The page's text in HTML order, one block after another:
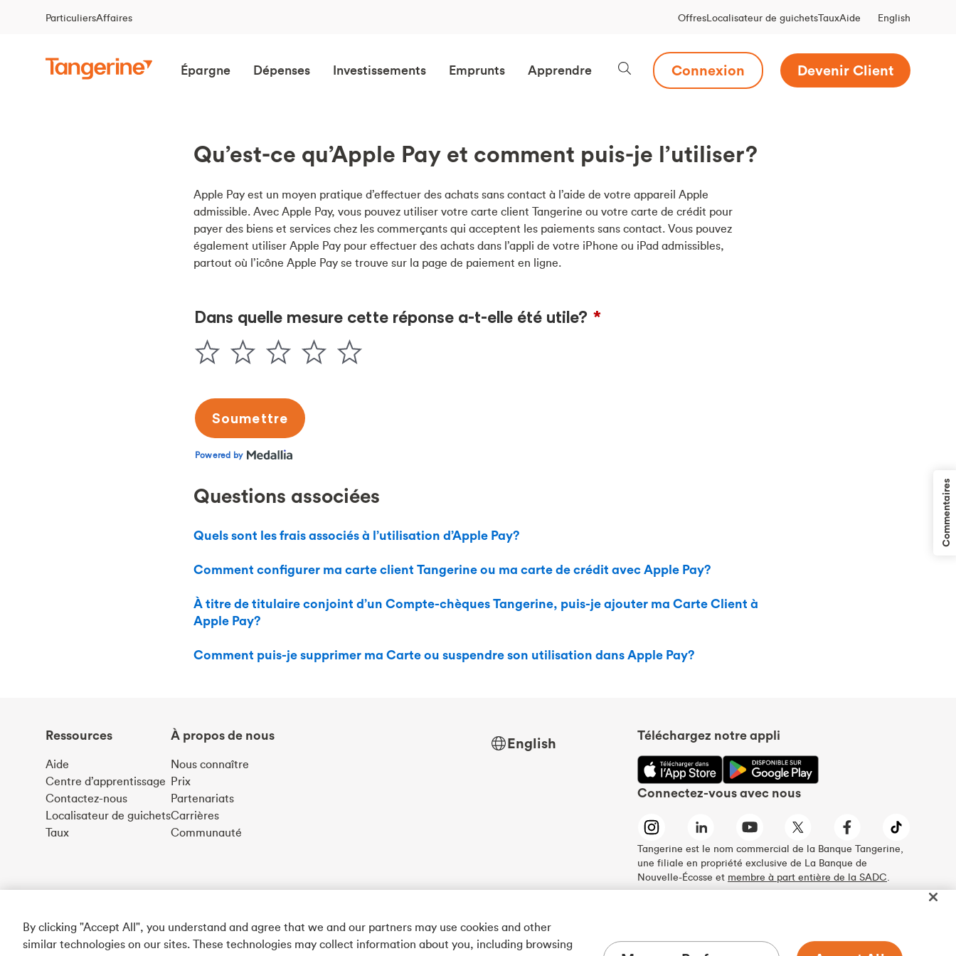
ParticuliersAffaires OffresLocalisateur de guichetsTauxAide English
Épargne Dépenses Investissements Emprunts Apprendre Connexion Devenir Client
Qu’est-ce qu’Apple Pay et comment puis-je l’utiliser?
Apple Pay est un moyen pratique d’effectuer des achats sans contact à l’aide de votre appareil Apple
admissible. Avec Apple Pay, vous pouvez utiliser votre carte client Tangerine ou votre carte de crédit pour
payer des biens et services chez les commerçants qui acceptent les paiements sans contact. Vous pouvez
également utiliser Apple Pay pour effectuer des achats dans l’appli de votre iPhone ou iPad admissibles,
partout où l’icône Apple Pay se trouve sur la page de paiement en ligne.
Questions associées
Quels sont les frais associés à l’utilisation d’Apple Pay?
Comment configurer ma carte client Tangerine ou ma carte de crédit avec Apple Pay?
À titre de titulaire conjoint d’un Compte-chèques Tangerine, puis-je ajouter ma Carte Client à
Apple Pay?
Comment puis-je supprimer ma Carte ou suspendre son utilisation dans Apple Pay?
Ressources
Aide
Centre d’apprentissage
Contactez-nous
Localisateur de guichets
Taux
À propos de nous
Nous connaître
Prix
Partenariats
Carrières
Communauté
English Téléchargez notre appli
Connectez-vous avec nous
Tangerine est le nom commercial de la Banque Tangerine,
une filiale en propriété exclusive de La Banque de
Nouvelle-Écosse et membre à part entière de la SADC.
Commentaires
By clicking "Accept All", you understand and agree that we and our partners may use cookies and other
similar technologies on our sites. These technologies may collect information about you, including browsing